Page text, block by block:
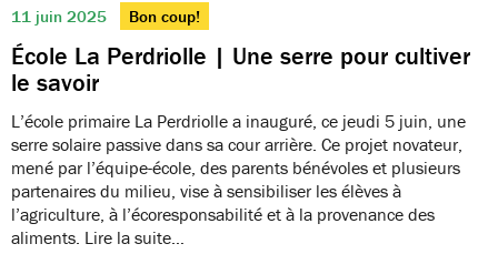
11 juin 2025 Bon coup!
École La Perdriolle | Une serre pour cultiver
le savoir
L’école primaire La Perdriolle a inauguré, ce jeudi 5 juin, une
serre solaire passive dans sa cour arrière. Ce projet novateur,
mené par l’équipe-école, des parents bénévoles et plusieurs
partenaires du milieu, vise à sensibiliser les élèves à
l’agriculture, à l’écoresponsabilité et à la provenance des
aliments. Lire la suite…